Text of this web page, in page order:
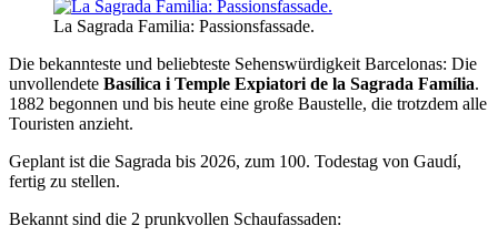
La Sagrada Familia: Passionsfassade.
Die bekannteste und beliebteste Sehenswürdigkeit Barcelonas: Die
unvollendete Basílica i Temple Expiatori de la Sagrada Família.
1882 begonnen und bis heute eine große Baustelle, die trotzdem alle
Touristen anzieht.
Geplant ist die Sagrada bis 2026, zum 100. Todestag von Gaudí,
fertig zu stellen.
Bekannt sind die 2 prunkvollen Schaufassaden: